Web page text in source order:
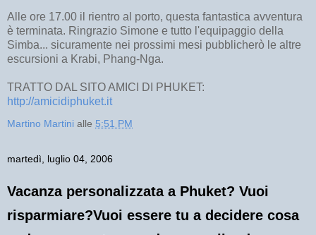
Alle ore 17.00 il rientro al porto, questa fantastica avventura
è terminata. Ringrazio Simone e tutto l'equipaggio della
Simba... sicuramente nei prossimi mesi pubblicherò le altre
escursioni a Krabi, Phang-Nga.
TRATTO DAL SITO AMICI DI PHUKET:
http://amicidiphuket.it
Martino Martini alle 5:51 PM
martedì, luglio 04, 2006
Vacanza personalizzata a Phuket? Vuoi
risparmiare?Vuoi essere tu a decidere cosa